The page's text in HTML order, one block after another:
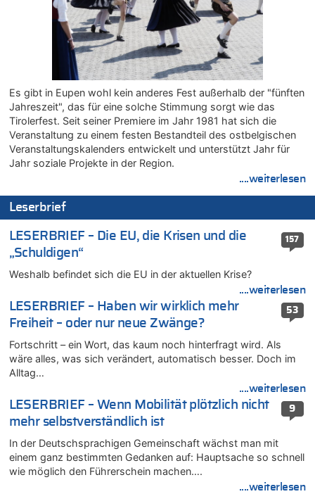
07.08.2026 - 12:43 von JoKrings zu
Zweite Hitzewelle in diesem Sommer ist jetzt amtlich
07.08.2026 - 12:31 von Fassungslos zu
In Belgien missachten zwei von drei Autofahrern das
Tempolimit in 30er-Zonen – Untersuchung von Vias
07.08.2026 - 11:31 von Zuhörer zu
In Belgien missachten zwei von drei Autofahrern das
Tempolimit in 30er-Zonen – Untersuchung von Vias
07.08.2026 - 11:23 von Dax zu
In Belgien missachten zwei von drei Autofahrern das
Tempolimit in 30er-Zonen – Untersuchung von Vias
07.08.2026 - 11:20 von JoKrings zu
In Belgien missachten zwei von drei Autofahrern das
Tempolimit in 30er-Zonen – Untersuchung von Vias
07.08.2026 - 11:15 von Dax zu
Wie kam es zur Ceuta-Krise?
07.08.2026 - 11:12 von Frage zu
Wasserstand des Rheins in NRW so niedrig wie noch nie
07.08.2026 - 10:29 von Soso zu
Aachen ab 11. August wieder Mekka des Pferdesports –
07.08.2026 - 10:23 von Opa zu
In Belgien missachten zwei von drei Autofahrern das
Tempolimit in 30er-Zonen – Untersuchung von Vias
07.08.2026 - 10:05 von Ostbelgien Direkt zu
Soll Belgien Tempolimit auf Autobahnen erhöhen? – In
07.08.2026 - 10:05 von N. A. Klar zu
In Belgien missachten zwei von drei Autofahrern das
Tempolimit in 30er-Zonen – Untersuchung von Vias
Es gibt in Eupen wohl kein anderes Fest außerhalb der "fünften
Jahreszeit", das für eine solche Stimmung sorgt wie das
Tirolerfest. Seit seiner Premiere im Jahr 1981 hat sich die
Veranstaltung zu einem festen Bestandteil des ostbelgischen
Veranstaltungskalenders entwickelt und unterstützt Jahr für
Jahr soziale Projekte in der Region.
....weiterlesen
Leserbrief
157
LESERBRIEF – Die EU, die Krisen und die
„Schuldigen“
Weshalb befindet sich die EU in der aktuellen Krise?
....weiterlesen
53
LESERBRIEF – Haben wir wirklich mehr
Freiheit – oder nur neue Zwänge?
Fortschritt – ein Wort, das kaum noch hinterfragt wird. Als
wäre alles, was sich verändert, automatisch besser. Doch im
Alltag…
....weiterlesen
9
LESERBRIEF – Wenn Mobilität plötzlich nicht
mehr selbstverständlich ist
In der Deutschsprachigen Gemeinschaft wächst man mit
einem ganz bestimmten Gedanken auf: Hauptsache so schnell
wie möglich den Führerschein machen….
....weiterlesen